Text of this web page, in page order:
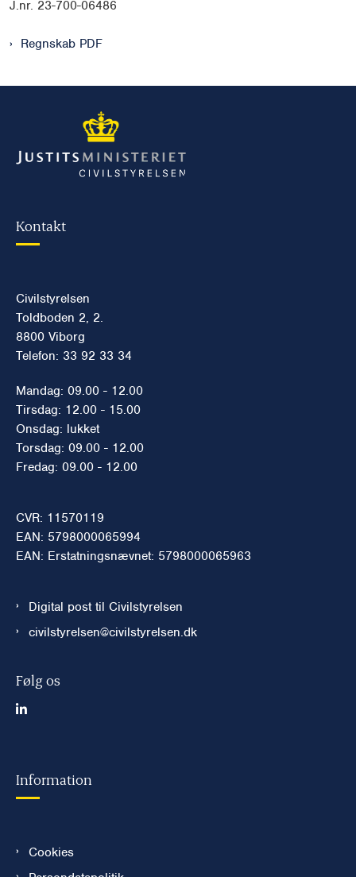
J.nr. 23-700-06486
Regnskab PDF
Kontakt
Civilstyrelsen
Toldboden 2, 2.
8800 Viborg
Telefon: 33 92 33 34
Mandag: 09.00 - 12.00
Tirsdag: 12.00 - 15.00
Onsdag: lukket
Torsdag: 09.00 - 12.00
Fredag: 09.00 - 12.00
CVR: 11570119
EAN: 5798000065994
EAN: Erstatningsnævnet: 5798000065963
Digital post til Civilstyrelsen
civilstyrelsen@civilstyrelsen.dk
Følg os
Information
Cookies